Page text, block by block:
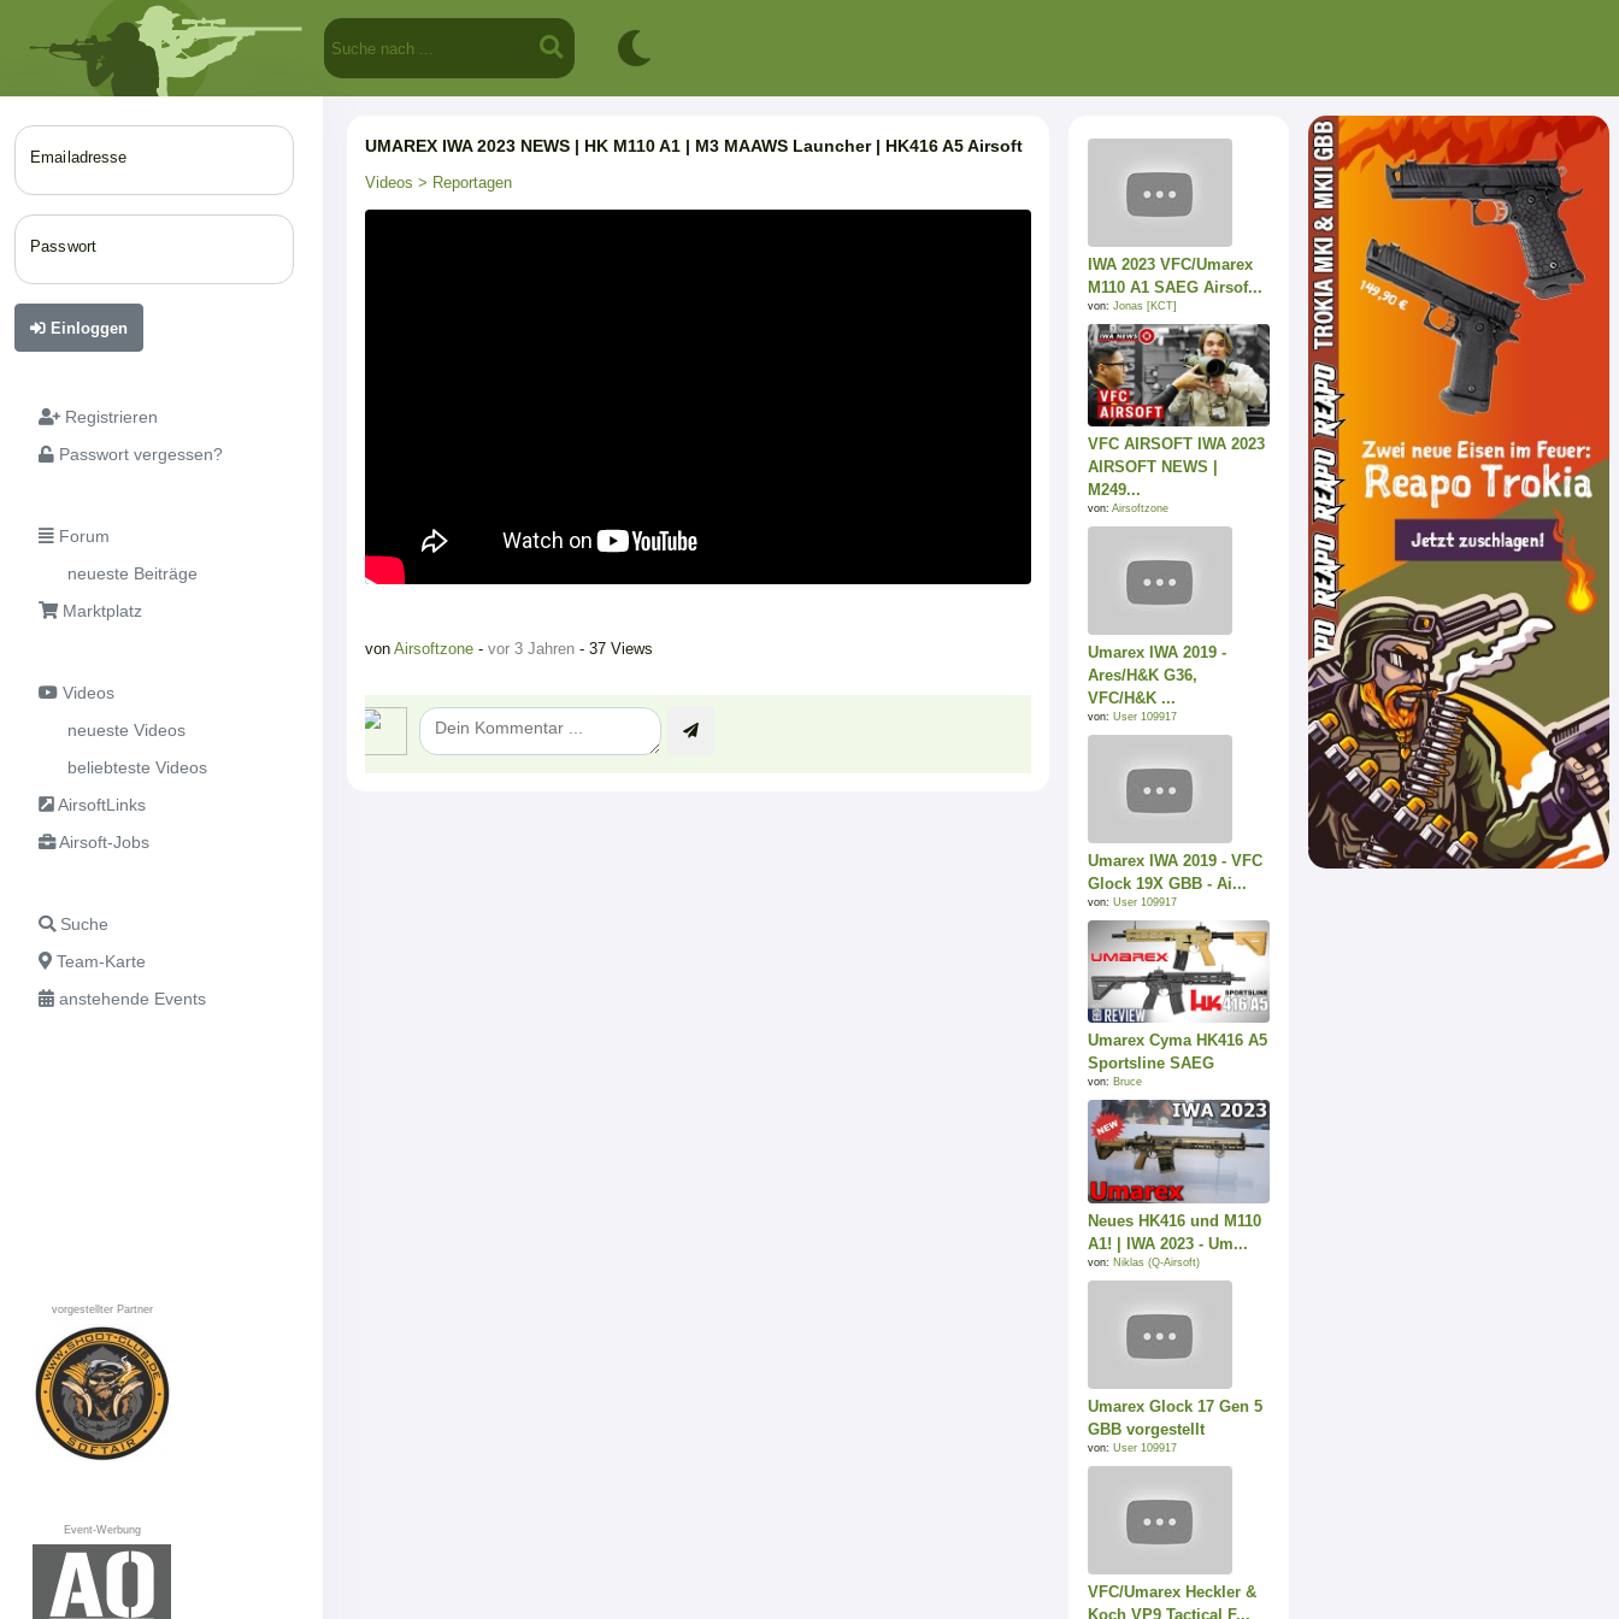
Emailadresse
Passwort
Einloggen
Registrieren
Passwort vergessen?
Forum
neueste Beiträge
Marktplatz
Videos
neueste Videos
beliebteste Videos
AirsoftLinks
Airsoft-Jobs
Suche
Team-Karte
anstehende Events
vorgestellter Partner
Event-Werbung
UMAREX IWA 2023 NEWS | HK M110 A1 | M3 MAAWS Launcher | HK416 A5 Airsoft
Videos > Reportagen
von Airsoftzone - vor 3 Jahren - 37 Views
IWA 2023 VFC/Umarex
M110 A1 SAEG Airsof...
von: Jonas [KCT]
VFC AIRSOFT IWA 2023
AIRSOFT NEWS |
M249...
von: Airsoftzone
Umarex IWA 2019 -
Ares/H&K G36,
VFC/H&K ...
von: User 109917
Umarex IWA 2019 - VFC
Glock 19X GBB - Ai...
von: User 109917
Umarex Cyma HK416 A5
Sportsline SAEG
von: Bruce
Neues HK416 und M110
A1! | IWA 2023 - Um...
von: Niklas (Q-Airsoft)
Umarex Glock 17 Gen 5
GBB vorgestellt
von: User 109917
VFC/Umarex Heckler &
Koch VP9 Tactical F...